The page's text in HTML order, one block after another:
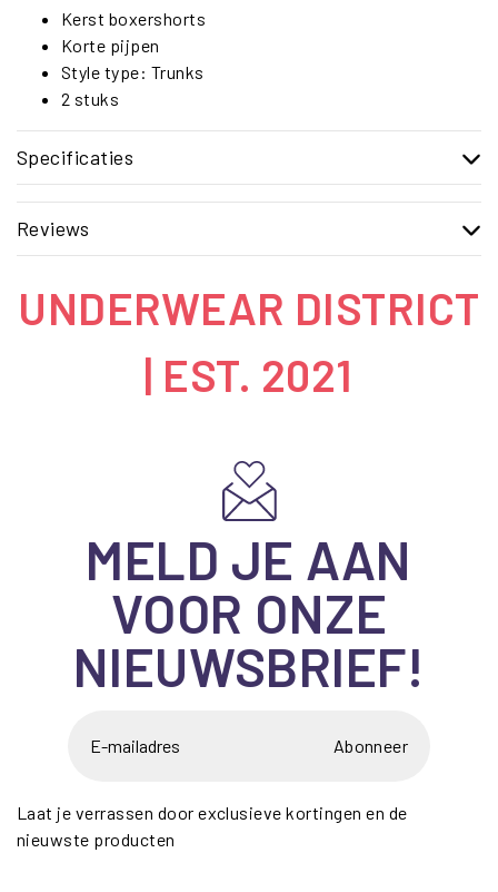
Kerst boxershorts
Korte pijpen
Style type: Trunks
2 stuks
Specificaties
Reviews
UNDERWEAR DISTRICT
| EST. 2021
MELD JE AAN
VOOR ONZE
NIEUWSBRIEF!
Abonneer
Laat je verrassen door exclusieve kortingen en de
nieuwste producten